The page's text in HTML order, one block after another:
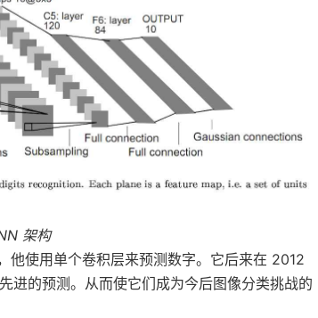
架构
使用单个卷积层来预测数字。它后来在 2012
的预测。从而使它们成为今后图像分类挑战的